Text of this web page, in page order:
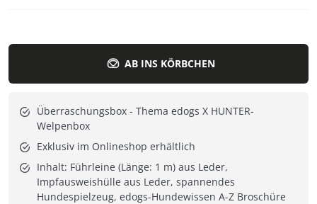
AB INS KÖRBCHEN
Überraschungsbox - Thema edogs X HUNTER-
Welpenbox
Exklusiv im Onlineshop erhältlich
Inhalt: Führleine (Länge: 1 m) aus Leder,
Impfausweishülle aus Leder, spannendes
Hundespielzeug, edogs-Hundewissen A-Z Broschüre